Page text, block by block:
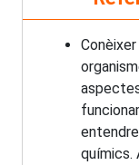
químics.